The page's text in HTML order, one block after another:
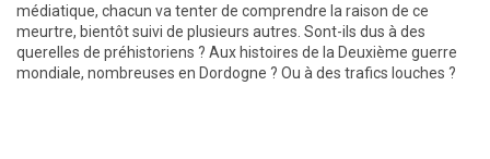
médiatique, chacun va tenter de comprendre la raison de ce
meurtre, bientôt suivi de plusieurs autres. Sont-ils dus à des
querelles de préhistoriens ? Aux histoires de la Deuxième guerre
mondiale, nombreuses en Dordogne ? Ou à des trafics louches ?